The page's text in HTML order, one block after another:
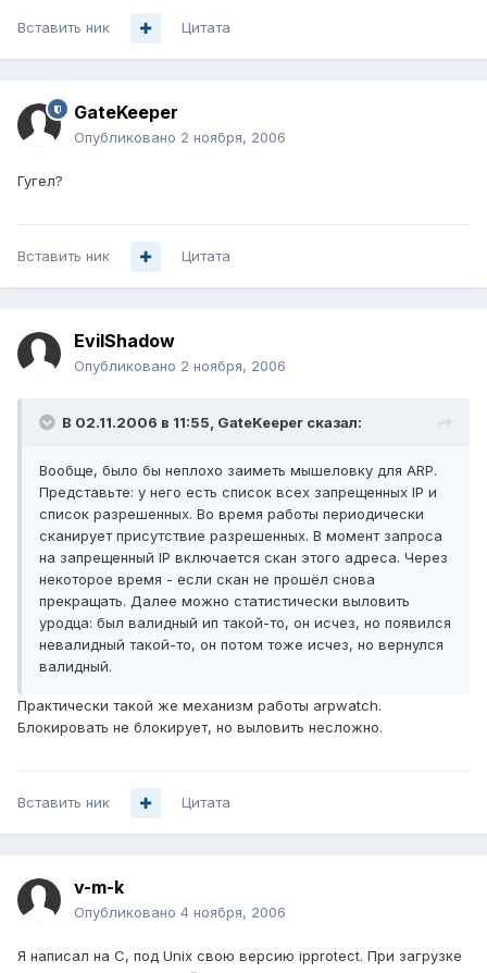
Вставить ник Цитата
GateKeeper
Опубликовано 2 ноября, 2006
Гугел?
Вставить ник Цитата
EvilShadow
Опубликовано 2 ноября, 2006
В 02.11.2006 в 11:55, GateKeeper сказал:
Вообще, было бы неплохо заиметь мышеловку для ARP.
Представьте: у него есть список всех запрещенных IP и
список разрешенных. Во время работы периодически
сканирует присутствие разрешенных. В момент запроса
на запрещенный IP включается скан этого адреса. Через
некоторое время - если скан не прошёл снова
прекращать. Далее можно статистически выловить
уродца: был валидный ип такой-то, он исчез, но появился
невалидный такой-то, он потом тоже исчез, но вернулся
валидный.
Практически такой же механизм работы arpwatch.
Блокировать не блокирует, но выловить несложно.
Вставить ник Цитата
v-m-k
Опубликовано 4 ноября, 2006
Я написал на C, под Unix свою версию ipprotect. При загрузке